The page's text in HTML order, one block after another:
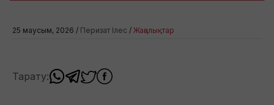
25 маусым, 2026 / Перизат Ілес / Жаңалықтар
Тарату: